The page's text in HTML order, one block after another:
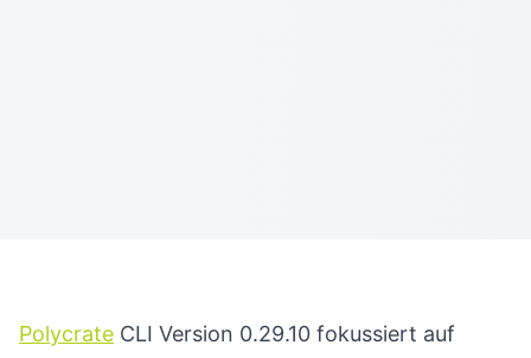
Polycrate CLI Version 0.29.10 fokussiert auf